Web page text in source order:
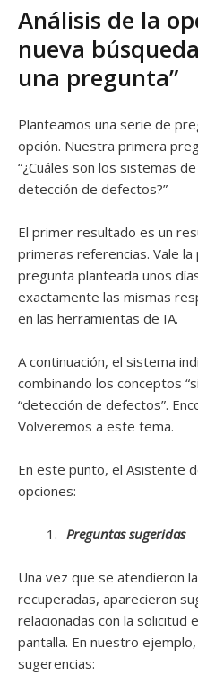
Análisis de la
nueva
una pregunta”
Planteamos una serie de
opción. Nuestra primera
“¿Cuáles son los sistemas
detección de defectos?”
El primer resultado es un
primeras referencias. Vale
pregunta planteada unos
exactamente las mismas
en las herramientas de IA.
A continuación, el sistema
combinando los conceptos
“detección de defectos”.
Volveremos a este tema.
En este punto, el Asistente
opciones:
Preguntas sugeridas
Una vez que se atendieron
recuperadas, aparecieron
relacionadas con la solicitud
pantalla. En nuestro
sugerencias: